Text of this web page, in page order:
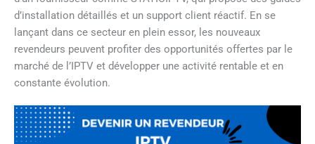
d’installation détaillés et un support client réactif. En se
lançant dans ce secteur en plein essor, les nouveaux
revendeurs peuvent profiter des opportunités offertes par le
marché de l’IPTV et développer une activité rentable et en
constante évolution.